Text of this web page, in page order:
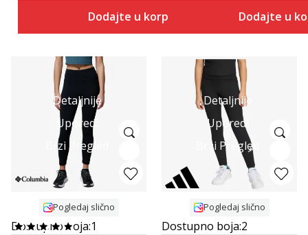
Dodajte u korpu Dodajte u
Detaljnije
Uporedi
Brzi Pregled
Pogledaj slično
Dostupno boja:1
Detaljnije
Uporedi
Brzi Pregled
Pogledaj slično
Dostupno boja:2